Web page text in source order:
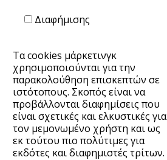
Διαφήμισης
Τα cookies μάρκετινγκ
χρησιμοποιούνται για την
παρακολούθηση επισκεπτών σε
ιστότοπους. Σκοπός είναι να
προβάλλονται διαφημίσεις που
είναι σχετικές και ελκυστικές για
τον μεμονωμένο χρήστη και ως
εκ τούτου πιο πολύτιμες για
εκδότες και διαφημιστές τρίτων.